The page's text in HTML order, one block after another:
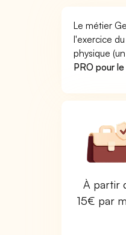
Le métier
l'exercice
physique
PRO pour
À partir
15€ par